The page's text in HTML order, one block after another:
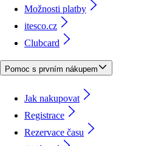
Možnosti platby
itesco.cz
Clubcard
Pomoc s prvním nákupem
Jak nakupovat
Registrace
Rezervace času